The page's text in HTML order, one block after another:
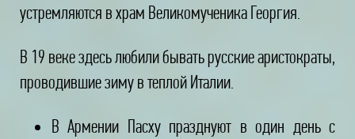
устремляются в храм Великомученика Георгия.
В 19 веке здесь любили бывать русские аристократы,
проводившие зиму в теплой Италии.
В Армении Пасху празднуют в один день с